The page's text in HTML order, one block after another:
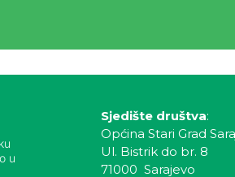
u
Sjedište društva:
Općina Stari Grad
Ul. Bistrik do br. 8
71000 Sarajevo